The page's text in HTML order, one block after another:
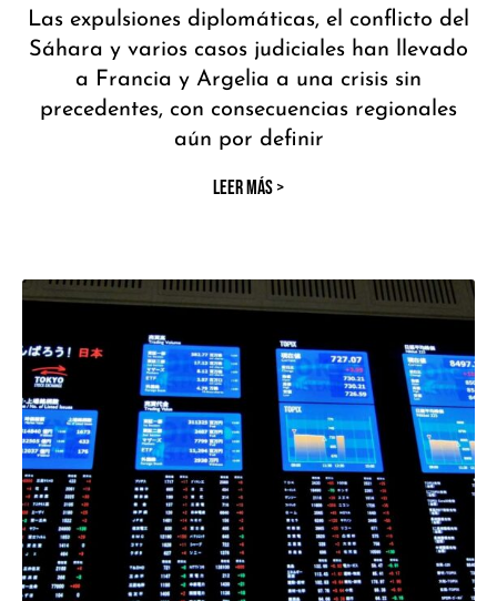
Las expulsiones diplomáticas, el conflicto del
Sáhara y varios casos judiciales han llevado
a Francia y Argelia a una crisis sin
precedentes, con consecuencias regionales
aún por definir
LEER MÁS >